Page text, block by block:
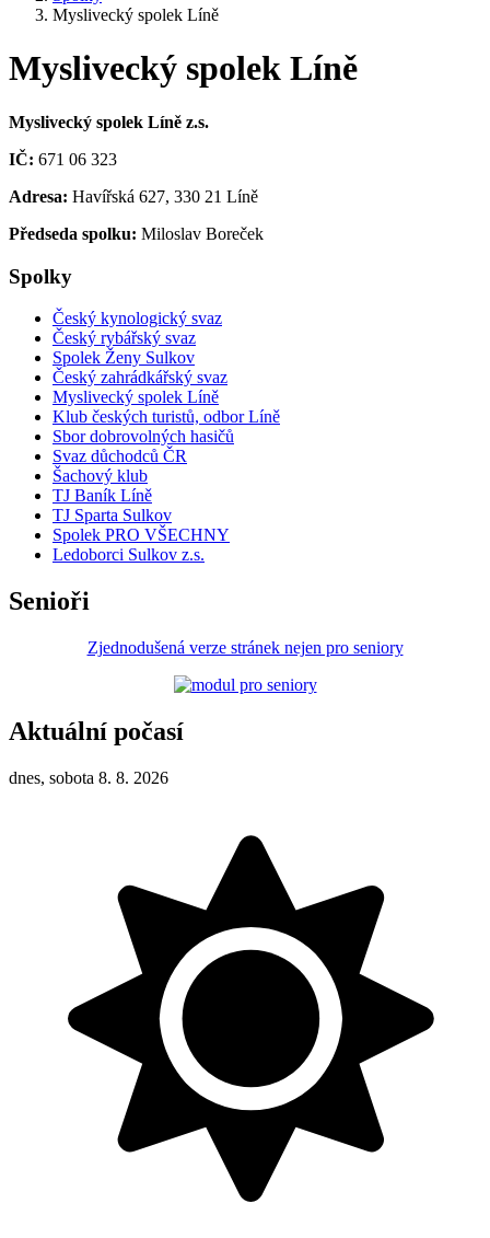
Myslivecký spolek Líně
Myslivecký spolek Líně
Myslivecký spolek Líně z.s.
IČ: 671 06 323
Adresa: Havířská 627, 330 21 Líně
Předseda spolku: Miloslav Boreček
Spolky
Český kynologický svaz
Český rybářský svaz
Spolek Ženy Sulkov
Český zahrádkářský svaz
Myslivecký spolek Líně
Klub českých turistů, odbor Líně
Sbor dobrovolných hasičů
Svaz důchodců ČR
Šachový klub
TJ Baník Líně
TJ Sparta Sulkov
Spolek PRO VŠECHNY
Ledoborci Sulkov z.s.
Senioři
Zjednodušená verze stránek nejen pro seniory
Aktuální počasí
dnes, sobota 8. 8. 2026